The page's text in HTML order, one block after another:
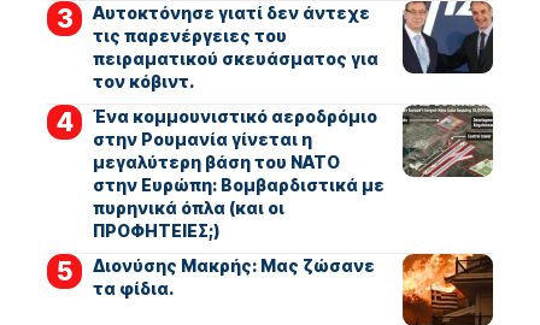
Αυτοκτόνησε γιατί δεν άντεχε
τις παρενέργειες του
πειραματικού σκευάσματος για
τον κόβιντ.
Ένα κομμουνιστικό αεροδρόμιο
στην Ρουμανία γίνεται η
μεγαλύτερη βάση του ΝΑΤΟ
στην Ευρώπη: Βομβαρδιστικά με
πυρηνικά όπλα (και οι
ΠΡΟΦΗΤΕΙΕΣ;)
Διονύσης Μακρής: Μας ζώσανε
τα φίδια.